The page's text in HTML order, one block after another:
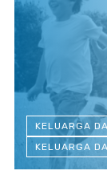
KELUARGA
KELUARGA